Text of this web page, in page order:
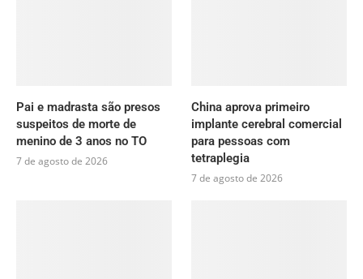
Pai e madrasta são presos
suspeitos de morte de
menino de 3 anos no TO
7 de agosto de 2026
China aprova primeiro
implante cerebral comercial
para pessoas com
tetraplegia
7 de agosto de 2026